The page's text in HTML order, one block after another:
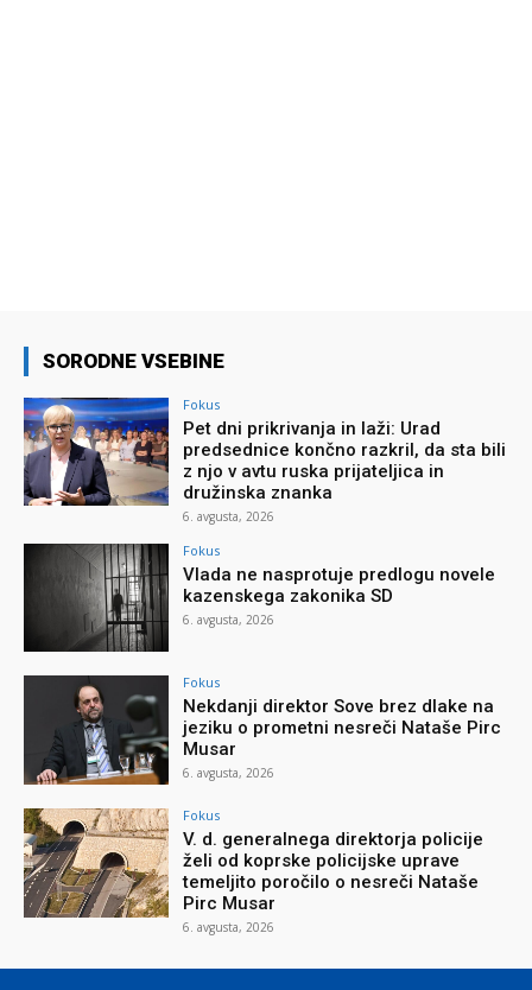
SORODNE VSEBINE
Fokus
Pet dni prikrivanja in laži: Urad
predsednice končno razkril, da sta bili
z njo v avtu ruska prijateljica in
družinska znanka
6. avgusta, 2026
Fokus
Vlada ne nasprotuje predlogu novele
kazenskega zakonika SD
6. avgusta, 2026
Fokus
Nekdanji direktor Sove brez dlake na
jeziku o prometni nesreči Nataše Pirc
Musar
6. avgusta, 2026
Fokus
V. d. generalnega direktorja policije
želi od koprske policijske uprave
temeljito poročilo o nesreči Nataše
Pirc Musar
6. avgusta, 2026